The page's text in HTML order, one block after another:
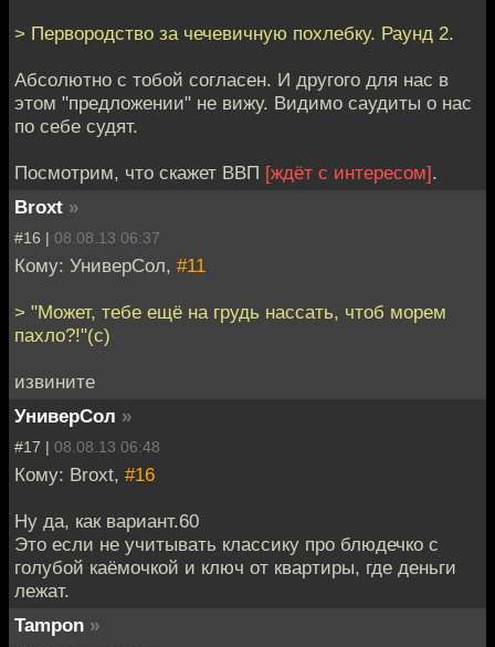
> Первородство за чечевичную похлебку. Раунд 2.
Абсолютно с тобой согласен. И другого для нас в
этом "предложении" не вижу. Видимо саудиты о нас
по себе судят.
Посмотрим, что скажет ВВП [ждёт с интересом].
Broxt »
#16 | 08.08.13 06:37
Кому: УниверСол, #11
> "Может, тебе ещё на грудь нассать, чтоб морем
пахло?!"(с)
извините
УниверСол »
#17 | 08.08.13 06:48
Кому: Broxt, #16
Ну да, как вариант.60
Это если не учитывать классику про блюдечко с
голубой каёмочкой и ключ от квартиры, где деньги
лежат.
Tampon »